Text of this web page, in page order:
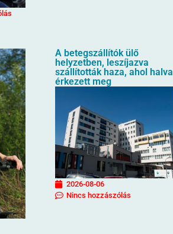
A betegszállítók ülő
helyzetben, leszíjazva
szállították haza, ahol halva
érkezett meg
2026-08-06
Nincs hozzászólás